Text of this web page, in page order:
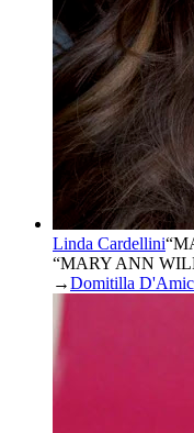
Linda Cardellini“
“MARY ANN
→Domitilla